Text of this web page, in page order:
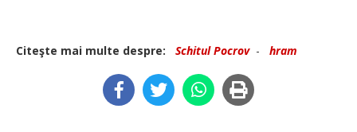
Citeşte mai multe despre: Schitul Pocrov- hram